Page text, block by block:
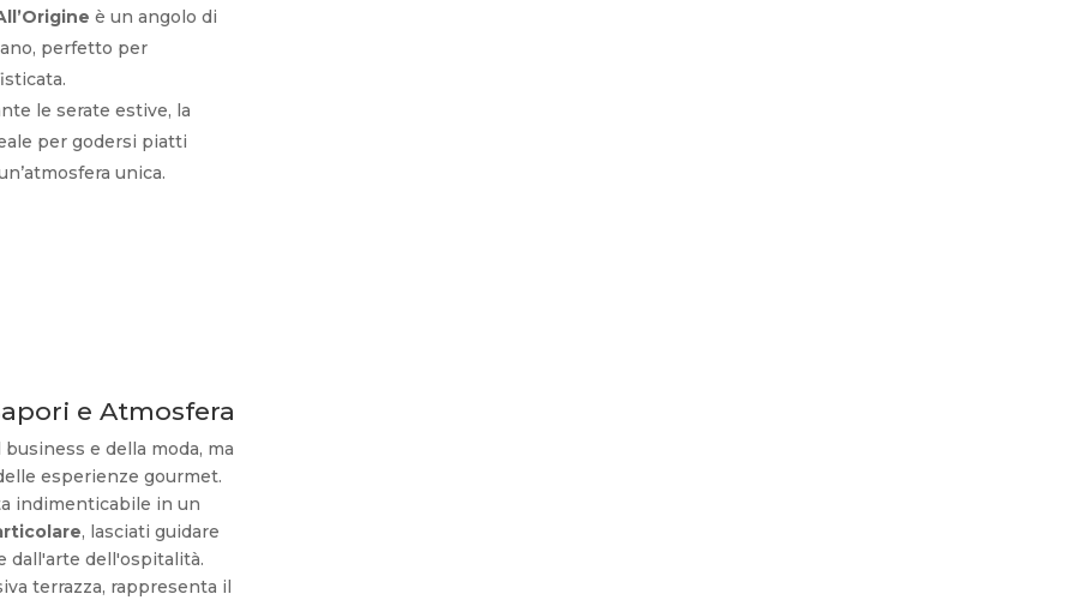
è un angolo di
perfetto per
le serate estive, la
per godersi piatti
unica.
e Atmosfera
e della moda, ma
esperienze gourmet.
indimenticabile in un
, lasciati guidare
dall'arte dell'ospitalità.
terrazza, rappresenta il